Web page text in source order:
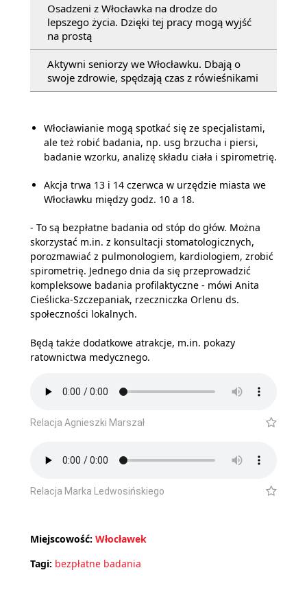
Osadzeni z Włocławka na drodze do
lepszego życia. Dzięki tej pracy mogą wyjść
na prostą
Aktywni seniorzy we Włocławku. Dbają o
swoje zdrowie, spędzają czas z rówieśnikami
Włocławianie mogą spotkać się ze specjalistami,
ale też robić badania, np. usg brzucha i piersi,
badanie wzorku, analizę składu ciała i spirometrię.
Akcja trwa 13 i 14 czerwca w urzędzie miasta we
Włocławku między godz. 10 a 18.
- To są bezpłatne badania od stóp do głów. Można
skorzystać m.in. z konsultacji stomatologicznych,
porozmawiać z pulmonologiem, kardiologiem, zrobić
spirometrię. Jednego dnia da się przeprowadzić
kompleksowe badania profilaktyczne - mówi Anita
Cieślicka-Szczepaniak, rzeczniczka Orlenu ds.
społeczności lokalnych.
Będą także dodatkowe atrakcje, m.in. pokazy
ratownictwa medycznego.
Relacja Agnieszki Marszał
Relacja Marka Ledwosińskiego
Miejscowość: Włocławek
Tagi: bezpłatne badania